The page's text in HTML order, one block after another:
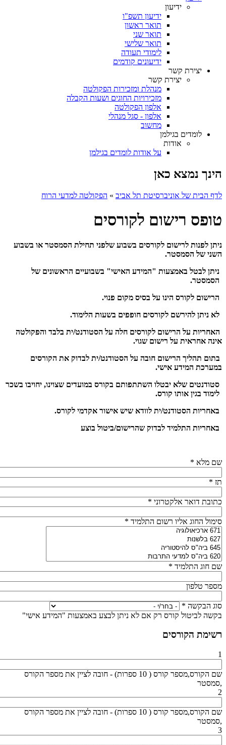
ידיעון
ידיעון תשפ"ו
תואר ראשון
תואר שני
תואר שלישי
לימודי תעודה
ידיעונים קודמים
יצירת קשר
יצירת קשר
מנהלת ומזכירות הפקולטה
מזכירויות החוגים ושעות הקבלה
אלפון הפקולטה
אלפון - סגל מנהלי
מחשוב
לומדים בגילמן
אודות
על אודות לומדים בגילמן
הינך נמצא כאן
לדף הבית של אוניברסיטת תל אביב » הפקולטה למדעי הרוח
טופס רישום לקורסים
ניתן לפנות לרישום לקורסים בשבוע שלפני תחילת הסמסטר או בשבוע
השני של הסמסטר.
ניתן לבטל באמצעות "המידע האישי" בשבועיים הראשונים של
הסמסטר.​
הרישום לקורס הינו על בסיס מקום פנוי.
​לא ניתן להירשם לקורסים חופפים בשעות הלימוד.
האחריות על הרישום לקורסים חלה על הסטודנט/ית בלבד והפקולטה
אינה אחראית על רישום שגוי.
בתום תהליך הרישום חובה על הסטודנט/ית לבדוק את הקורסים
במערכת המידע אישי.
סטודנטים שלא יבטלו השתתפותם בקורס במועדים שצוינו, יחויבו בשכר
לימוד בגין אותו קורס.
באחריות הסטודנט/ית לוודא שיש אישור אקדמי לקורס.
באחריות התלמיד לבדוק שהרישום/ביטול בוצע
שם מלא *
תז *
כתובת דואר אלקטרוני *
סימול החוג אליו רשום התלמיד *
שם חוג התלמיד *
מספר טלפון
סוג הבקשה *
בקשה לביטול קורס רק אם לא ניתן לבצע באמצעות "המידע אישי"
רשימת הקורסים
1
שם הקורס,מספר קורס ( 10 ספרות) - חובה לציין את מספר הקורס
,סמסטר
2
שם הקורס,מספר קורס ( 10 ספרות) - חובה לציין את מספר הקורס
,סמסטר
3